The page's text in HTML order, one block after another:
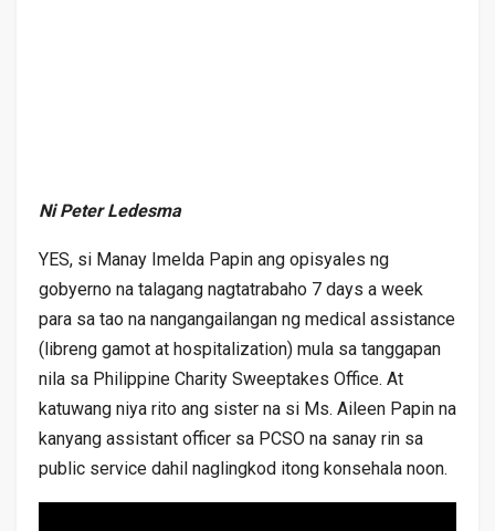
Ni Peter Ledesma
YES, si Manay Imelda Papin ang opisyales ng
gobyerno na talagang nagtatrabaho 7 days a week
para sa tao na nangangailangan ng medical assistance
(libreng gamot at hospitalization) mula sa tanggapan
nila sa Philippine Charity Sweeptakes Office. At
katuwang niya rito ang sister na si Ms. Aileen Papin na
kanyang assistant officer sa PCSO na sanay rin sa
public service dahil naglingkod itong konsehala noon.